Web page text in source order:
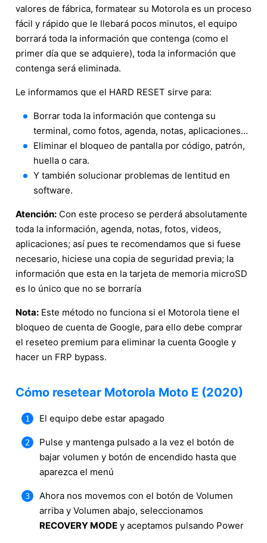
valores de fábrica, formatear su Motorola es un proceso
fácil y rápido que le llebará pocos minutos, el equipo
borrará toda la información que contenga (como el
primer día que se adquiere), toda la información que
contenga será eliminada.
Le informamos que el HARD RESET sirve para:
Borrar toda la información que contenga su
terminal, como fotos, agenda, notas, aplicaciones…
Eliminar el bloqueo de pantalla por código, patrón,
huella o cara.
Y también solucionar problemas de lentitud en
software.
Atención: Con este proceso se perderá absolutamente
toda la información, agenda, notas, fotos, videos,
aplicaciones; así pues te recomendamos que si fuese
necesario, hiciese una copia de seguridad previa; la
información que esta en la tarjeta de memoria microSD
es lo único que no se borraría
Nota: Este método no funciona si el Motorola tiene el
bloqueo de cuenta de Google, para ello debe comprar
el reseteo premium para eliminar la cuenta Google y
hacer un FRP bypass.
Cómo resetear Motorola Moto E (2020)
El equipo debe estar apagado
Pulse y mantenga pulsado a la vez el botón de
bajar volumen y botón de encendido hasta que
aparezca el menú
Ahora nos movemos con el botón de Volumen
arriba y Volumen abajo, seleccionamos
RECOVERY MODE y aceptamos pulsando Power